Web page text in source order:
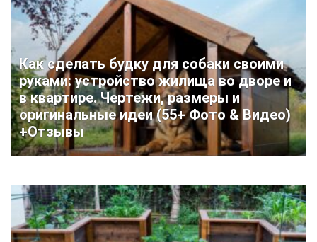
Как сделать будку для собаки своими
руками: устройство жилища во дворе и
в квартире. Чертежи, размеры и
оригинальные идеи (55+ Фото & Видео)
+Отзывы